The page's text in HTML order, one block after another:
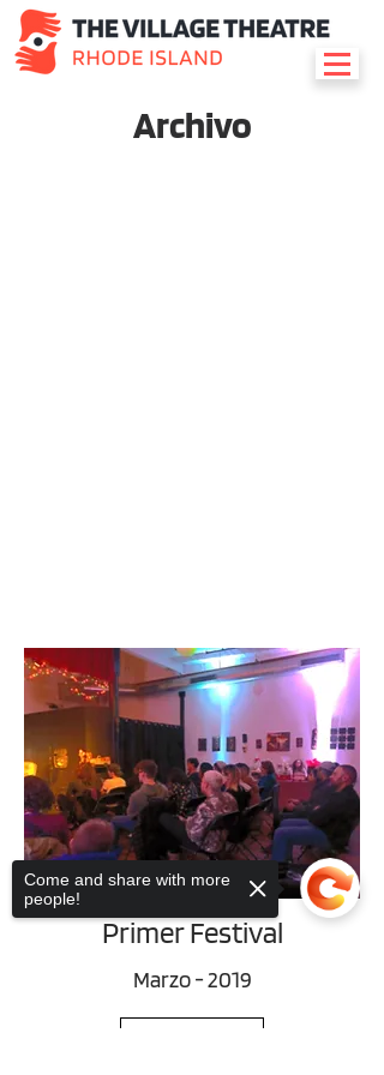
Archivo
Primer Festival
Marzo - 2019
Come and share with more
people!